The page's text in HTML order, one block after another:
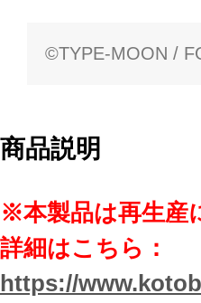
©TYPE-MOON /
商品説明
※本製品は再生産
詳細はこちら：
https://